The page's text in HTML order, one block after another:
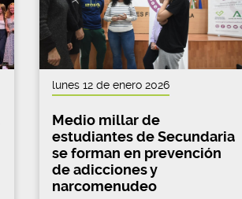
lunes 12 de enero 2026
Medio millar de
estudiantes de Secundaria
se forman en prevención
de adicciones y
narcomenudeo